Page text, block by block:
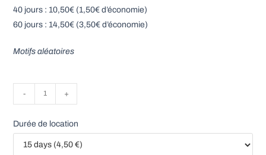
40 jours : 10,50€ (1,50€ d’économie)
60 jours : 14,50€ (3,50€ d’économie)
Motifs aléatoires
de
TE2
Wuawua
bambou
- +
Durée de location